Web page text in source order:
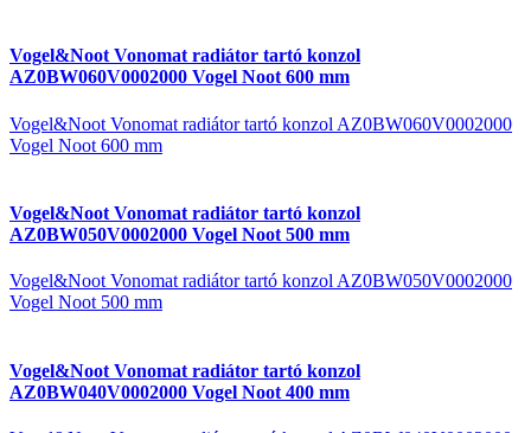
Vogel&Noot Vonomat radiátor tartó konzol
AZ0BW060V0002000 Vogel Noot 600 mm
Vogel&Noot Vonomat radiátor tartó konzol AZ0BW060V0002000
Vogel Noot 600 mm
Vogel&Noot Vonomat radiátor tartó konzol
AZ0BW050V0002000 Vogel Noot 500 mm
Vogel&Noot Vonomat radiátor tartó konzol AZ0BW050V0002000
Vogel Noot 500 mm
Vogel&Noot Vonomat radiátor tartó konzol
AZ0BW040V0002000 Vogel Noot 400 mm